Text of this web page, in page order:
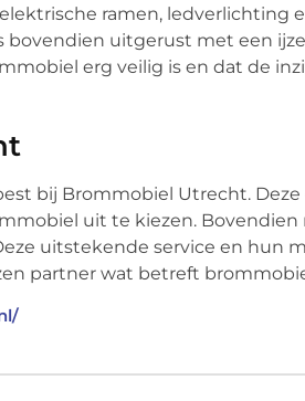
ramen, ledverlichting
bovendien uitgerust met een
erg veilig is en dat de
bij Brommobiel Utrecht.
uit te kiezen. Bovendien
uitstekende service en hun
partner wat betreft